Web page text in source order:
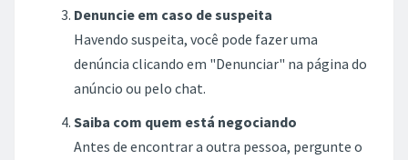
Denuncie em caso de suspeita
Havendo suspeita, você pode fazer uma
denúncia clicando em "Denunciar" na página do
anúncio ou pelo chat.
Saiba com quem está negociando
Antes de encontrar a outra pessoa, pergunte o